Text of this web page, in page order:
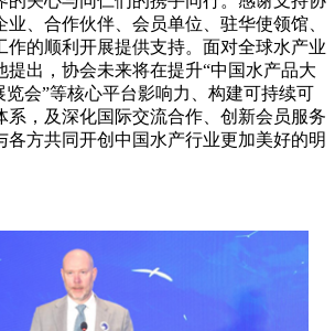
、合作伙伴、会员单位、驻华使领馆、
作的顺利开展提供支持。面对全球水产业
提出，协会未来将在提升“中国水产品大
览会”等核心平台影响力、构建可持续可
系，及深化国际交流合作、创新会员服务
各方共同开创中国水产行业更加美好的明